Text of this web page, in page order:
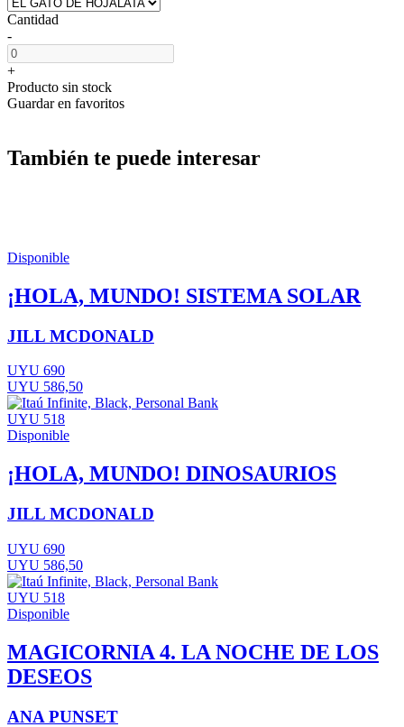
Cantidad
-
+
Producto sin stock
Guardar en favoritos
También te puede interesar
Disponible
¡HOLA, MUNDO! SISTEMA SOLAR
JILL MCDONALD
UYU 690
UYU 586,50
UYU 518
Disponible
¡HOLA, MUNDO! DINOSAURIOS
JILL MCDONALD
UYU 690
UYU 586,50
UYU 518
Disponible
MAGICORNIA 4. LA NOCHE DE LOS
DESEOS
ANA PUNSET